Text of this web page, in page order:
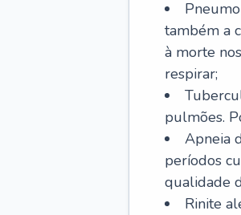
também a
à morte
respirar;
pulmões.
Apneia
períodos
qualidade
Rinite